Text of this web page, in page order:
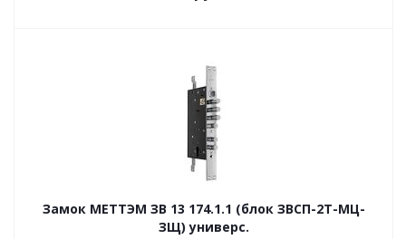
Замок МЕТТЭМ ЗВ 13 174.1.1 (блок ЗВСП-2Т-МЦ-
ЗЩ) универс.